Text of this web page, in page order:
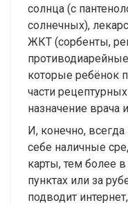
солнца (с
солнечных),
ЖКТ (сорбенты,
которые ребёнок
части
назначение врача
И, конечно,
себе наличные
карты, тем более
пунктах или за
подводит